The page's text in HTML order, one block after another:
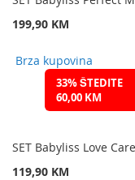
199,90 KM
Brza kupovina
33% ŠTEDITE
60,00 KM
SET Babyliss Love
119,90 KM